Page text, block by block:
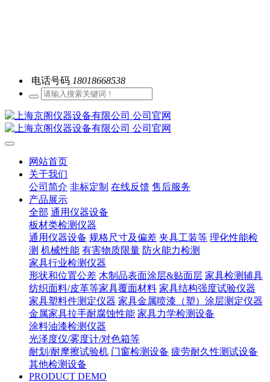
电话号码 18018668538
网站首页
关于我们
公司简介 非标定制 在线反馈 售后服务
产品展示
全部 通用仪器设备
板材类检测仪器
通用仪器设备 规格尺寸及偏差 夹具工装等 理化性能检
测 机械性能 有害物质限量 防火能力检测
家具行业检测仪器
形状和位置公差 木制品表面涂层&贴面层 家具检测辅具
纺织面料/皮革等家具覆面材料 家具结构强度试验仪器
家具塑料件测定仪器 家具金属喷漆（塑）涂层测定仪器
金属家具拉手耐腐蚀性能 家具力学检测设备
涂料油漆检测仪器
光泽度仪/雾度计/对色箱等
耐划/耐摩擦试验机 门窗检测设备 疲劳耐久性测试设备
其他检测设备
PRODUCT DEMO